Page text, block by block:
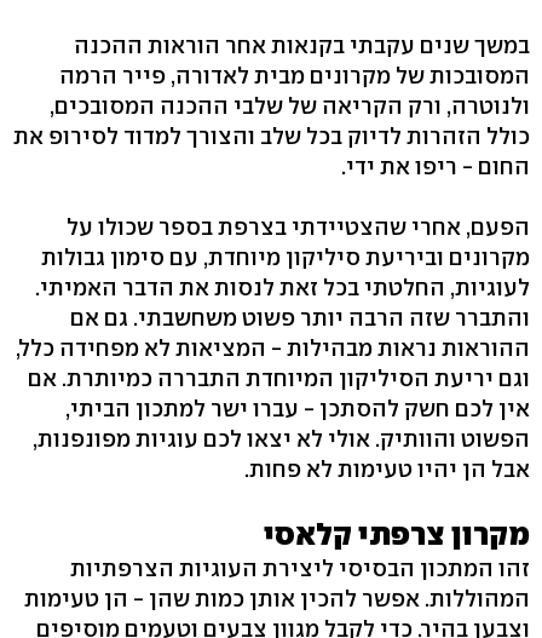
במשך שנים עקבתי בקנאות אחר הוראות ההכנה
המסובכות של מקרונים מבית לאדורה, פייר הרמה
ולנוטרה, ורק הקריאה של שלבי ההכנה המסובכים,
כולל הזהרות לדיוק בכל שלב והצורך למדוד לסירופ את
החום - ריפו את ידי.
הפעם, אחרי שהצטיידתי בצרפת בספר שכולו על
מקרונים וביריעת סיליקון מיוחדת, עם סימון גבולות
לעוגיות, החלטתי בכל זאת לנסות את הדבר האמיתי.
והתברר שזה הרבה יותר פשוט משחשבתי. גם אם
ההוראות נראות מבהילות - המציאות לא מפחידה כלל,
וגם יריעת הסיליקון המיוחדת התבררה כמיותרת. אם
אין לכם חשק להסתכן - עברו ישר למתכון הביתי,
הפשוט והוותיק. אולי לא יצאו לכם עוגיות מפונפנות,
אבל הן יהיו טעימות לא פחות.
מקרון צרפתי קלאסי
זהו המתכון הבסיסי ליצירת העוגיות הצרפתיות
המהוללות. אפשר להכין אותן כמות שהן - הן טעימות
וצבען בהיר. כדי לקבל מגוון צבעים וטעמים מוסיפים